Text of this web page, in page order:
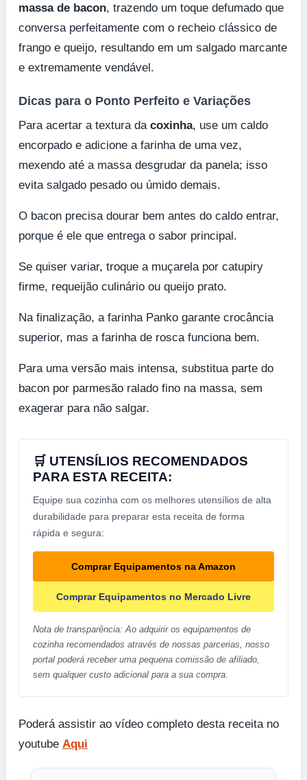
massa de bacon, trazendo um toque defumado que
conversa perfeitamente com o recheio clássico de
frango e queijo, resultando em um salgado marcante
e extremamente vendável.
Dicas para o Ponto Perfeito e Variações
Para acertar a textura da coxinha, use um caldo
encorpado e adicione a farinha de uma vez,
mexendo até a massa desgrudar da panela; isso
evita salgado pesado ou úmido demais.
O bacon precisa dourar bem antes do caldo entrar,
porque é ele que entrega o sabor principal.
Se quiser variar, troque a muçarela por catupiry
firme, requeijão culinário ou queijo prato.
Na finalização, a farinha Panko garante crocância
superior, mas a farinha de rosca funciona bem.
Para uma versão mais intensa, substitua parte do
bacon por parmesão ralado fino na massa, sem
exagerar para não salgar.
🛒 UTENSÍLIOS RECOMENDADOS
PARA ESTA RECEITA:
Equipe sua cozinha com os melhores utensílios de alta
durabilidade para preparar esta receita de forma
rápida e segura:
Comprar Equipamentos na Amazon
Comprar Equipamentos no Mercado Livre
Nota de transparência: Ao adquirir os equipamentos de
cozinha recomendados através de nossas parcerias, nosso
portal poderá receber uma pequena comissão de afiliado,
sem qualquer custo adicional para a sua compra.
Poderá assistir ao vídeo completo desta receita no
youtube Aqui